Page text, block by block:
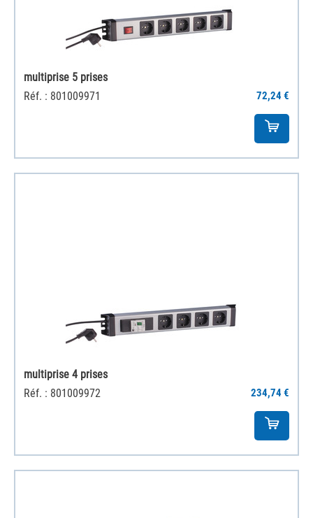
multiprise 5 prises
Réf. : 801009971
72,24 €
multiprise 4 prises
Réf. : 801009972
234,74 €